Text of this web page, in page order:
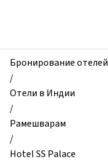
Hotel
SS
Palace,
Рамешварам,
Индия
Бронирование отелей
/
Отели в Индии
/
Рамешварам
/
Hotel SS Palace